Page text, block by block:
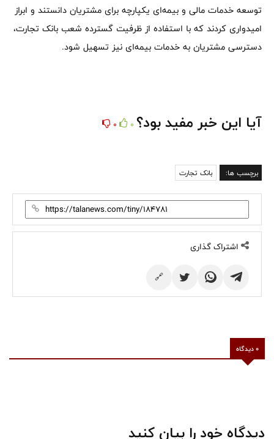
توسعه خدمات مالی و بیمه‌ای یکپارچه برای مشتریان دانستند و ابراز
امیدواری کردند که با استفاده از ظرفیت گسترده شعب بانک تجارت،
دسترسی مشتریان به خدمات بیمه‌ای نیز تسهیل شود.
آیا این خبر مفید بود؟ 0
0
برچسب ها: بانک تجارت
اشتراک گذاری
🔗
0 دیدگاه
دیدگاه خود را بیان کنید